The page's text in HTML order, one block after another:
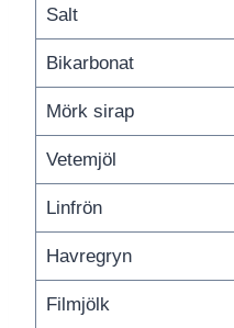
Salt
Bikarbonat
Mörk sirap
Vetemjöl
Linfrön
Havregryn
Filmjölk